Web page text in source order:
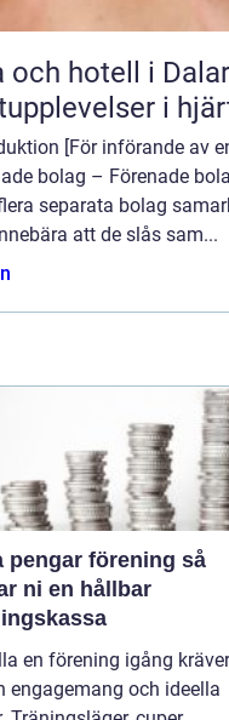
och hotell i
i
[För införande av
bolag – Förenade
separata bolag
att de slås sam...
förening så
ni en hållbar
en förening igång kräver
engagemang och ideella